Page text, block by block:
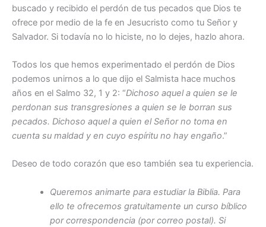
buscado y recibido el perdón de tus pecados que Dios te
ofrece por medio de la fe en Jesucristo como tu Señor y
Salvador. Si todavía no lo hiciste, no lo dejes, hazlo ahora.
Todos los que hemos experimentado el perdón de Dios
podemos unirnos a lo que dijo el Salmista hace muchos
años en el Salmo 32, 1 y 2: “Dichoso aquel a quien se le
perdonan sus transgresiones a quien se le borran sus
pecados. Dichoso aquel a quien el Señor no toma en
cuenta su maldad y en cuyo espíritu no hay engaño.”
Deseo de todo corazón que eso también sea tu experiencia.
Queremos animarte para estudiar la Biblia. Para
ello te ofrecemos gratuitamente un curso bíblico
por correspondencia (por correo postal). Si